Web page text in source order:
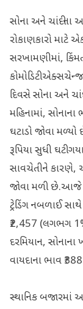
સોના અને ચાંદીના
રોકાણકારો માટે
સરખામણીમાં,
કોમોડિટી
દિવસે સોના અને
મહિનામાં, સોનાના
ઘટાડો જોવા મળ્યો
રૂપિયા સુધી ઘટી
સાવચેતીને કારણે,
જોવા મળી છે.આજે
ટ્રેડિંગ નબળાઈ
₹2,457 (લગભગ
દરમિયાન, સોનાના
વાયદાના ભાવ
સ્થાનિક બજારમાં